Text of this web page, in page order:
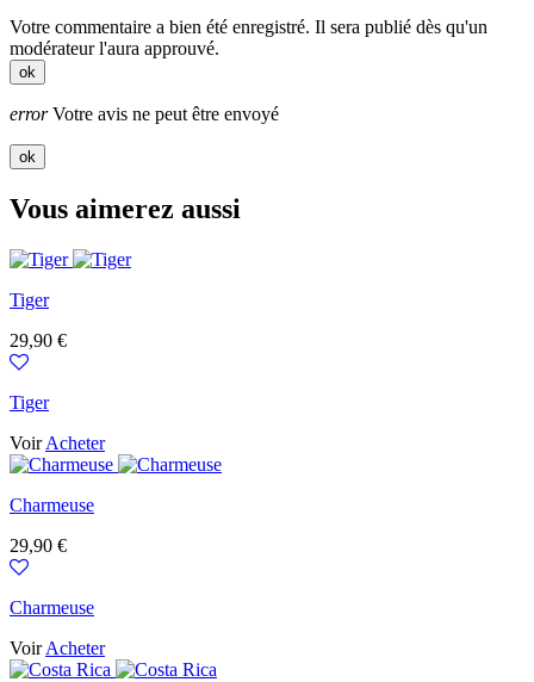
Votre commentaire a bien été enregistré. Il sera publié dès qu'un
modérateur l'aura approuvé.
ok
errorVotre avis ne peut être envoyé
ok
Vous aimerez aussi
Tiger
Prix
29,90 €
Tiger
VoirAcheter
Charmeuse
Prix
29,90 €
Charmeuse
VoirAcheter